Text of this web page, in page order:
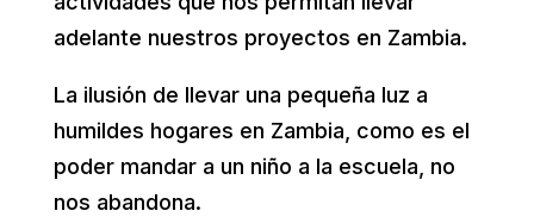
adelante nuestros proyectos en Zambia.
La ilusión de llevar una pequeña luz a
humildes hogares en Zambia, como es el
poder mandar a un niño a la escuela, no
nos abandona.